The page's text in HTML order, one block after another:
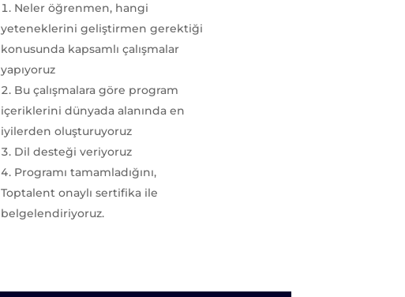
Neler öğrenmen, hangi
yeteneklerini geliştirmen gerektiği
konusunda kapsamlı çalışmalar
yapıyoruz
Bu çalışmalara göre program
içeriklerini dünyada alanında en
iyilerden oluşturuyoruz
Dil desteği veriyoruz
Programı tamamladığını,
Toptalent onaylı sertifika ile
belgelendiriyoruz.